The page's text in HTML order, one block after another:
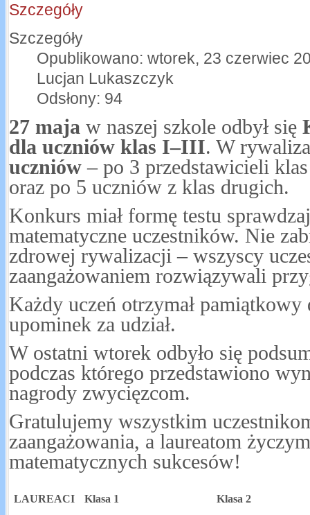
Szczegóły
Szczegóły
Opublikowano: wtorek, 23 czerwiec
Lucjan Lukaszczyk
Odsłony: 94
27 maja w naszej szkole odbył się
dla uczniów klas I–III. W
uczniów – po 3 przedstawicieli
oraz po 5 uczniów z klas drugich.
Konkurs miał formę testu
matematyczne uczestników. Nie
zdrowej rywalizacji – wszyscy
zaangażowaniem rozwiązywali
Każdy uczeń otrzymał
upominek za udział.
W ostatni wtorek odbyło się
podczas którego przedstawiono
nagrody zwycięzcom.
Gratulujemy wszystkim
zaangażowania, a laureatom
matematycznych sukcesów!
LAUREACI Klasa 1 Klasa 2